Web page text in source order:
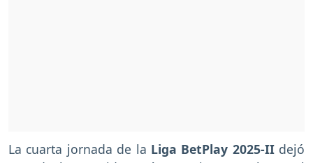
La cuarta jornada de la Liga BetPlay 2025-II dejó